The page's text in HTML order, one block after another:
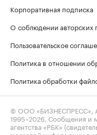
Корпоративная подписка
О соблюдении авторских
Пользовательское
Политика в отношении
Политика обработки
© ООО «БИЗНЕСПРЕСС»,
1995–2026 . Сообщения и
агентства «РБК»